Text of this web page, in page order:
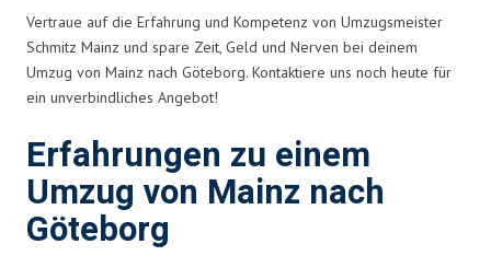
Vertraue auf die Erfahrung und Kompetenz von Umzugsmeister
Schmitz Mainz und spare Zeit, Geld und Nerven bei deinem
Umzug von Mainz nach Göteborg. Kontaktiere uns noch heute für
ein unverbindliches Angebot!
Erfahrungen zu einem
Umzug von Mainz nach
Göteborg